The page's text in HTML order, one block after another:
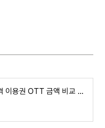
왓챠 요금제 가격 이용권 OTT 금액 비교 넷플릭스 디즈니 플러스 티빙 웨이브